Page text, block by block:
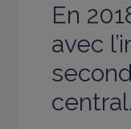
En
avec
central.